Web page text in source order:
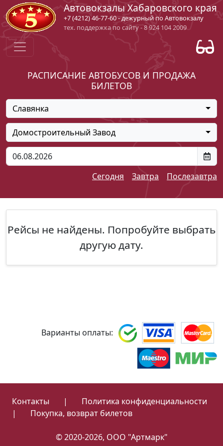
Автовокзалы Хабаровского края
+7 (4212) 46-77-60 - дежурный по Автовокзалу
тех. поддержка по сайту - 8 924 104 2009
РАСПИСАНИЕ АВТОБУСОВ И ПРОДАЖА
БИЛЕТОВ
Славянка
Домостроительный Завод
Сегодня Завтра Послезавтра
Рейсы не найдены. Попробуйте выбрать
другую дату.
Варианты оплаты:
Контакты |
Политика конфиденциальности
|
Покупка, возврат билетов
© 2020-2026, ООО "Артмарк"